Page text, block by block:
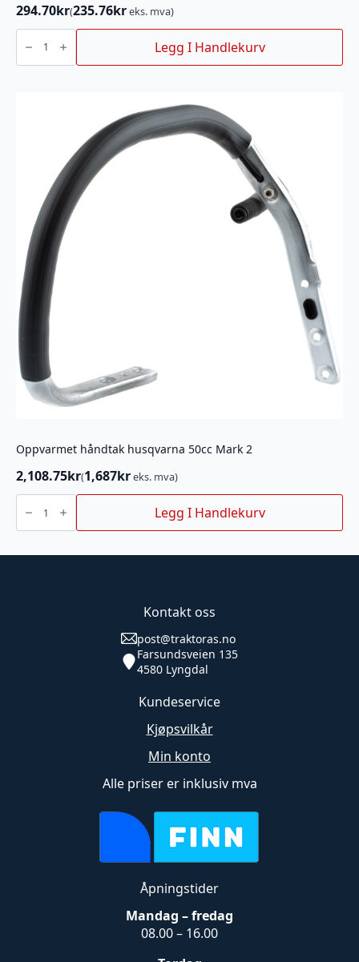
294.70kr(235.76kreks. mva)
STIGA
TRANSMISSIONS
REIM
Legg I Handlekurv
Oppvarmet håndtak husqvarna 50cc Mark 2
2,108.75kr(1,687kreks. mva)
Oppvarmet
håndtak
husqvarna
50cc
antall
Legg I Handlekurv
Kontakt oss
post@traktoras.no
Farsundsveien 135
4580 Lyngdal
Kundeservice
Kjøpsvilkår
Min konto
Alle priser er inklusiv mva
Åpningstider
Mandag – fredag
08.00 – 16.00